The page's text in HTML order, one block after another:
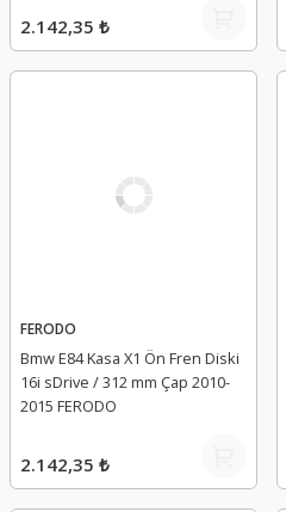
2.142,35 ₺
FERODO
Bmw E84 Kasa X1 Ön Fren Diski
16i sDrive / 312 mm Çap 2010-
2015 FERODO
2.142,35 ₺